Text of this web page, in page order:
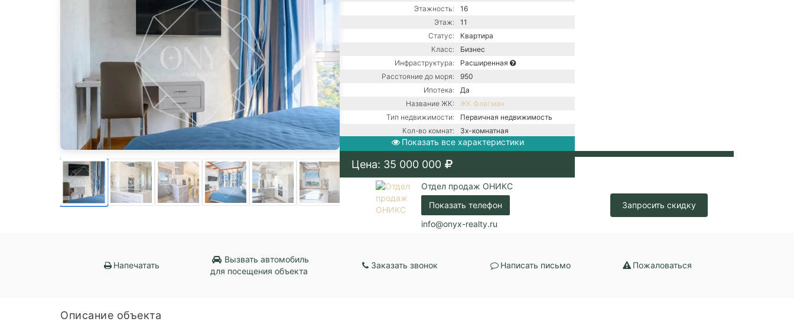
Этажность:
16
Этаж:
11
Статус:
Квартира
Класс:
Бизнес
Инфраструктура:
Расширенная
Расстояние до моря:
950
Ипотека:
Да
Название ЖК:
ЖК Флагман
Тип недвижимости:
Первичная недвижимость
Кол-во комнат:
3х-комнатная
Тип дома:
Монолитно-блочное
Ремонт:
Балкон:
Есть
Коммуникации:
Центральная канализация /
Центральное водоснабжение /
Показать все характеристики
Цена: 35 000 000
Отдел продаж ОНИКС
Показать телефон
info@onyx-realty.ru
Запросить скидку
Напечатать
Вызвать автомобиль
для посещения объекта
Заказать звонок Написать письмо Пожаловаться
Описание объекта